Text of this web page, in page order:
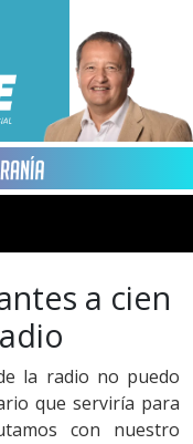
a cien
la radio no puedo
que serviría para
con nuestro